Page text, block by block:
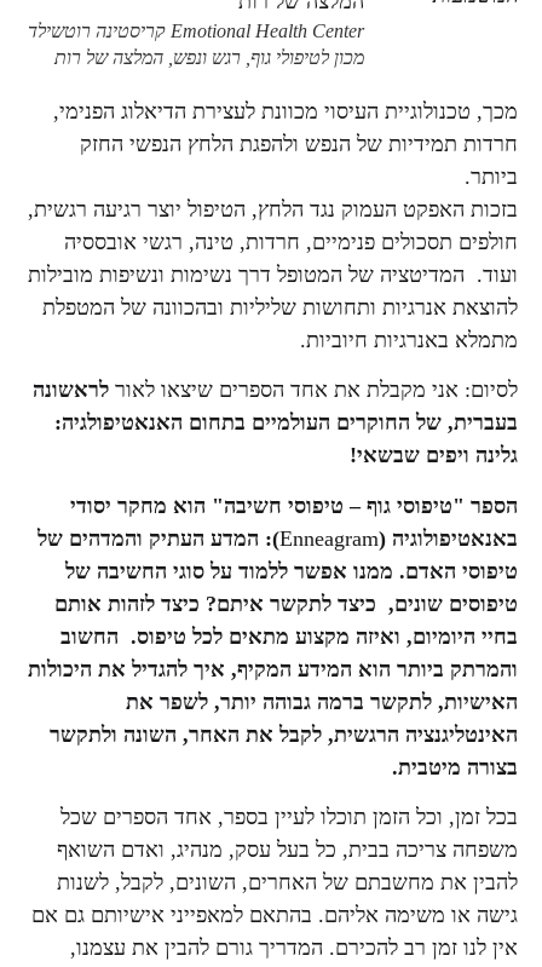
Emotional Health Center קריסטינה רוטשילד
מכון לטיפולי גוף, רגש ונפש, המלצה של רות
מכך, טכנולוגיית העיסוי מכוונת לעצירת הדיאלוג הפנימי,
חרדות תמידיות של הנפש ולהפגת הלחץ הנפשי החזק
ביותר.
בזכות האפקט העמוק נגד הלחץ, הטיפול יוצר רגיעה רגשית,
חולפים תסכולים פנימיים, חרדות, טינה, רגשי אובססיה
ועוד. המדיטציה של המטופל דרך נשימות ונשיפות מובילות
להוצאת אנרגיות ותחושות שליליות ובהכוונה של המטפלת
מתמלא באנרגיות חיוביות.
לסיום: אני מקבלת את אחד הספרים שיצאו לאורלראשונה
בעברית, של החוקרים העולמיים בתחום האנאטיפולגיה:
גלינה ויפים שבשאי!
הספר "טיפוסי גוף – טיפוסי חשיבה" הוא מחקר יסודי
באנאטיפולוגיה (Enneagram): המדע העתיק והמדהים של
טיפוסי האדם. ממנו אפשר ללמוד על סוגי החשיבה של
טיפוסים שונים, כיצד לתקשר איתם? כיצד לזהות אותם
בחיי היומיום, ואיזה מקצוע מתאים לכל טיפוס. החשוב
והמרתק ביותר הוא המידע המקיף, איך להגדיל את היכולות
האישיות, לתקשר ברמה גבוהה יותר, לשפר את
האינטליגנציה הרגשית, לקבל את האחר, השונה ולתקשר
בצורה מיטבית.
בכל זמן, וכל הזמן תוכלו לעיין בספר, אחד הספרים שכל
משפחה צריכה בבית, כל בעל עסק, מנהיג, ואדם השואף
להבין את מחשבתם של האחרים, השונים, לקבל, לשנות
גישה או משימה אליהם. בהתאם למאפייני אישיותם גם אם
אין לנו זמן רב להכירם. המדריך גורם להבין את עצמנו,